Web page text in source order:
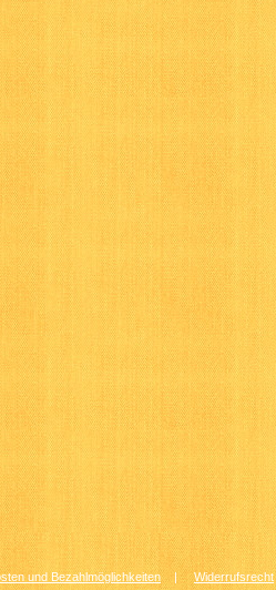
und Bezahlmöglichkeiten|Widerrufsrecht